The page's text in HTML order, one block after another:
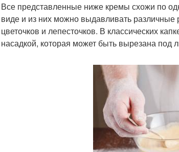
Все представленные ниже кремы схожи по
виде и из них можно выдавливать
цветочков и лепесточков. В классических
насадкой, которая может быть вырезана